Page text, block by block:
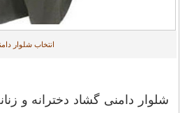
انتخاب شلوار
شلوار دامنی گشاد دخترانه و